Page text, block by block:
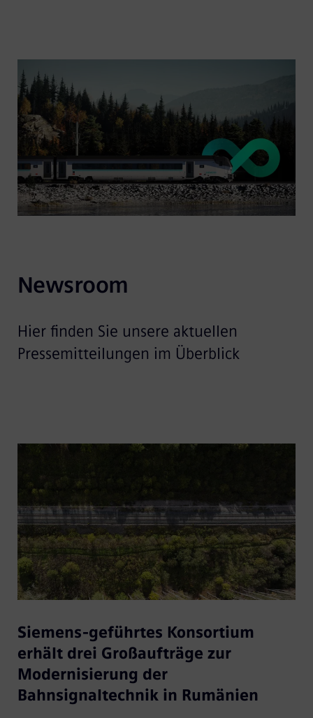
Newsroom
Hier finden Sie unsere aktuellen
Pressemitteilungen im Überblick
Siemens-geführtes Konsortium
erhält drei Großaufträge zur
Modernisierung der
Bahnsignaltechnik in Rumänien